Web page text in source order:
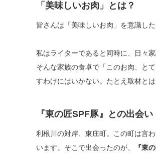
「美味しいお肉」とは？
皆さんは「美味しいお肉」を意識し
私はライターであると同時に、日々
そんな家族の食卓で「このお肉、と
すわけにはいかない。たとえ取材とは
『東の匠SPF豚』との出会い
利根川の対岸、東庄町。この町は言
います。そこで出会ったのが、
『東